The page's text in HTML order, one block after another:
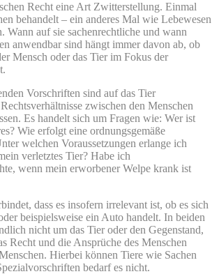
Recht eine Art Zwitterstellung. Einmal
behandelt – ein anderes Mal wie Lebewesen
Wann auf sie sachenrechtliche und wann
anwendbar sind hängt immer davon ab, ob
Mensch oder das Tier im Fokus der
Vorschriften sind auf das Tier
zwischen den Menschen
Es handelt sich um Fragen wie: Wer ist
Wie erfolgt eine ordnungsgemäße
welchen Voraussetzungen erlange ich
verletztes Tier? Habe ich
wenn mein erworbener Welpe krank ist
dass es insofern irrelevant ist, ob es sich
beispielsweise ein Auto handelt. In beiden
nicht um das Tier oder den Gegenstand,
Recht und die Ansprüche des Menschen
Hierbei können Tiere wie Sachen
bedarf es nicht.